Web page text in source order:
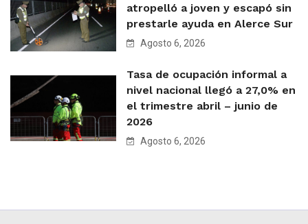
atropelló a joven y escapó sin
prestarle ayuda en Alerce Sur
Agosto 6, 2026
Tasa de ocupación informal a
nivel nacional llegó a 27,0% en
el trimestre abril – junio de
2026
Agosto 6, 2026